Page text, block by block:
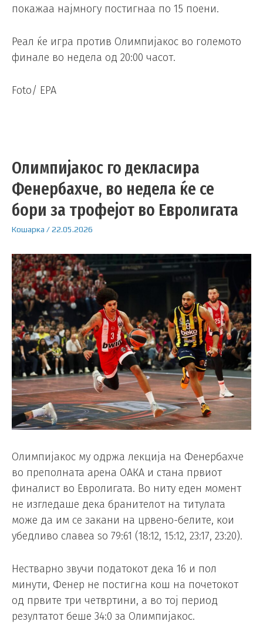
покажаа најмногу постигнаа по 15 поени.
Реал ќе игра против Олимпијакос во големото
финале во недела од 20:00 часот.
Foto/ EPA
Олимпијакос го декласира
Фенербахче, во недела ќе се
бори за трофејот во Евролигата
Кошарка /22.05.2026
Олимпијакос му одржа лекција на Фенербахче
во преполната арена ОАКА и стана првиот
финалист во Евролигата. Во ниту еден момент
не изгледаше дека бранителот на титулата
може да им се закани на црвено-белите, кои
убедливо славеа so 79:61 (18:12, 15:12, 23:17, 23:20).
Нестварно звучи податокот дека 16 и пол
минути, Фенер не постигна кош на почетокот
од првите три четвртини, а во тој период
резултатот беше 34:0 за Олимпијакос.